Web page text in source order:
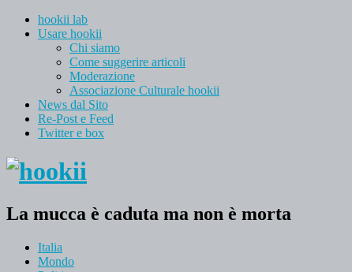
hookii lab
Usare hookii
Chi siamo
Come suggerire articoli
Moderazione
Associazione Culturale hookii
News dal Sito
Re-Post e Feed
Twitter e box
La mucca è caduta ma non è morta
Italia
Mondo